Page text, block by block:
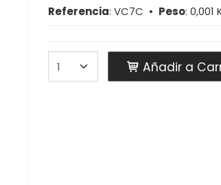
Referencia: VC7C • Peso: 0,001
Añadir a